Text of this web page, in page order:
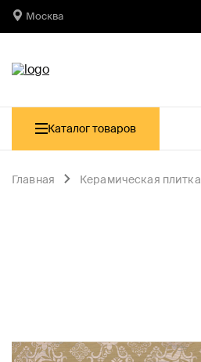
Москва
Каталог товаров
Главная Керамическая плитка